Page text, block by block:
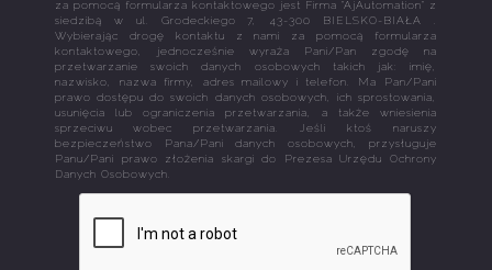
za pomocą formularza kontaktowego jest Firma "AjAutomation" z
siedzibą w ul. Grodeckiego 7, 43-300 BIELSKO-BIAŁA .
Wybierając drogę kontaktu z nami za pomocą formularza
kontaktowego, jednocześnie wyraża Pani/Pan zgodę na
przetwarzanie swoich danych osobowych takich jak: imię,
nazwisko, nazwa firmy, adres mailowy i telefon. Ma Pan/Pani
prawo dostępu do swoich danych osobowych, ich sprostowania,
usunięcia lub ograniczenia przetwarzania, a także wniesienia
sprzeciwu wobec przetwarzania. Jeśli ktoś naruszy
bezpieczeństwo Pana/Pani danych osobowych, przysługuje
Panu/Pani prawo złożenia skargi do Prezesa Urzędu Ochrony
Danych Osobowych.